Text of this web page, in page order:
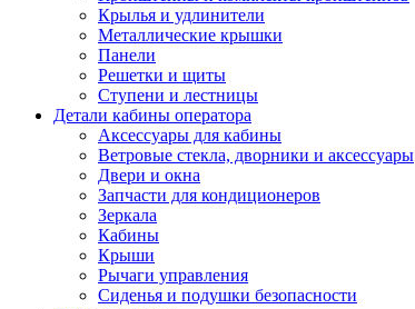
Крылья и удлинители
Металлические крышки
Панели
Решетки и щиты
Ступени и лестницы
Детали кабины оператора
Аксессуары для кабины
Ветровые стекла, дворники и аксессуары
Двери и окна
Запчасти для кондиционеров
Зеркала
Кабины
Крыши
Рычаги управления
Сиденья и подушки безопасности